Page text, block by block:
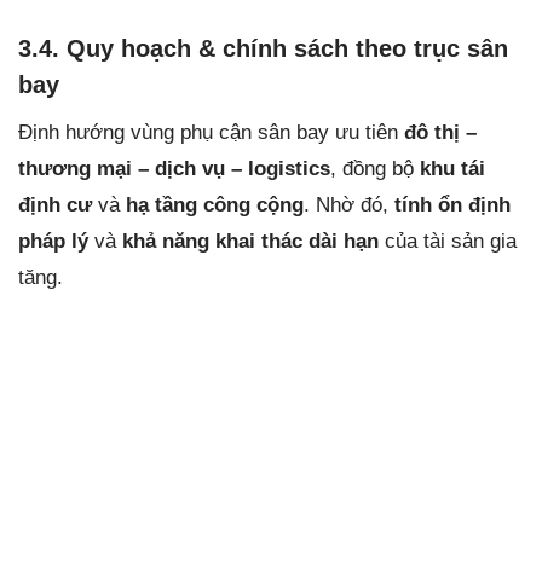
3.4. Quy hoạch & chính sách theo trục sân
bay
Định hướng vùng phụ cận sân bay ưu tiên đô thị –
thương mại – dịch vụ – logistics, đồng bộ khu tái
định cưvà hạ tầng công cộng. Nhờ đó, tính ổn định
pháp lývà khả năng khai thác dài hạn của tài sản gia
tăng.